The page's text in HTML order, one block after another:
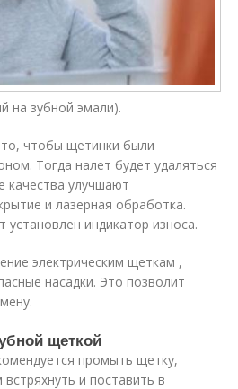
на зубной эмали).
чтобы щетинки были
Тогда налет будет удаляться
качества улучшают
и лазерная обработка.
установлен индикатор износа.
электрическим щеткам ,
насадки. Это позволит
щеткой
промыть щетку,
и поставить в